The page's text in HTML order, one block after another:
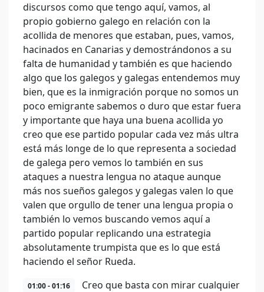
discursos como que tengo aquí, vamos, al
propio gobierno galego en relación con la
acollida de menores que estaban, pues, vamos,
hacinados en Canarias y demostrándonos a su
falta de humanidad y también es que haciendo
algo que los galegos y galegas entendemos muy
bien, que es la inmigración porque no somos un
poco emigrante sabemos o duro que estar fuera
y importante que haya una buena acollida yo
creo que ese partido popular cada vez más ultra
está más longe de lo que representa a sociedad
de galega pero vemos lo también en sus
ataques a nuestra lengua no ataque aunque
más nos sueños galegos y galegas valen lo que
valen que orgullo de tener una lengua propia o
también lo vemos buscando vemos aquí a
partido popular replicando una estrategia
absolutamente trumpista que es lo que está
haciendo el señor Rueda.
01:00 - 01:16
Creo que basta con mirar cualquier